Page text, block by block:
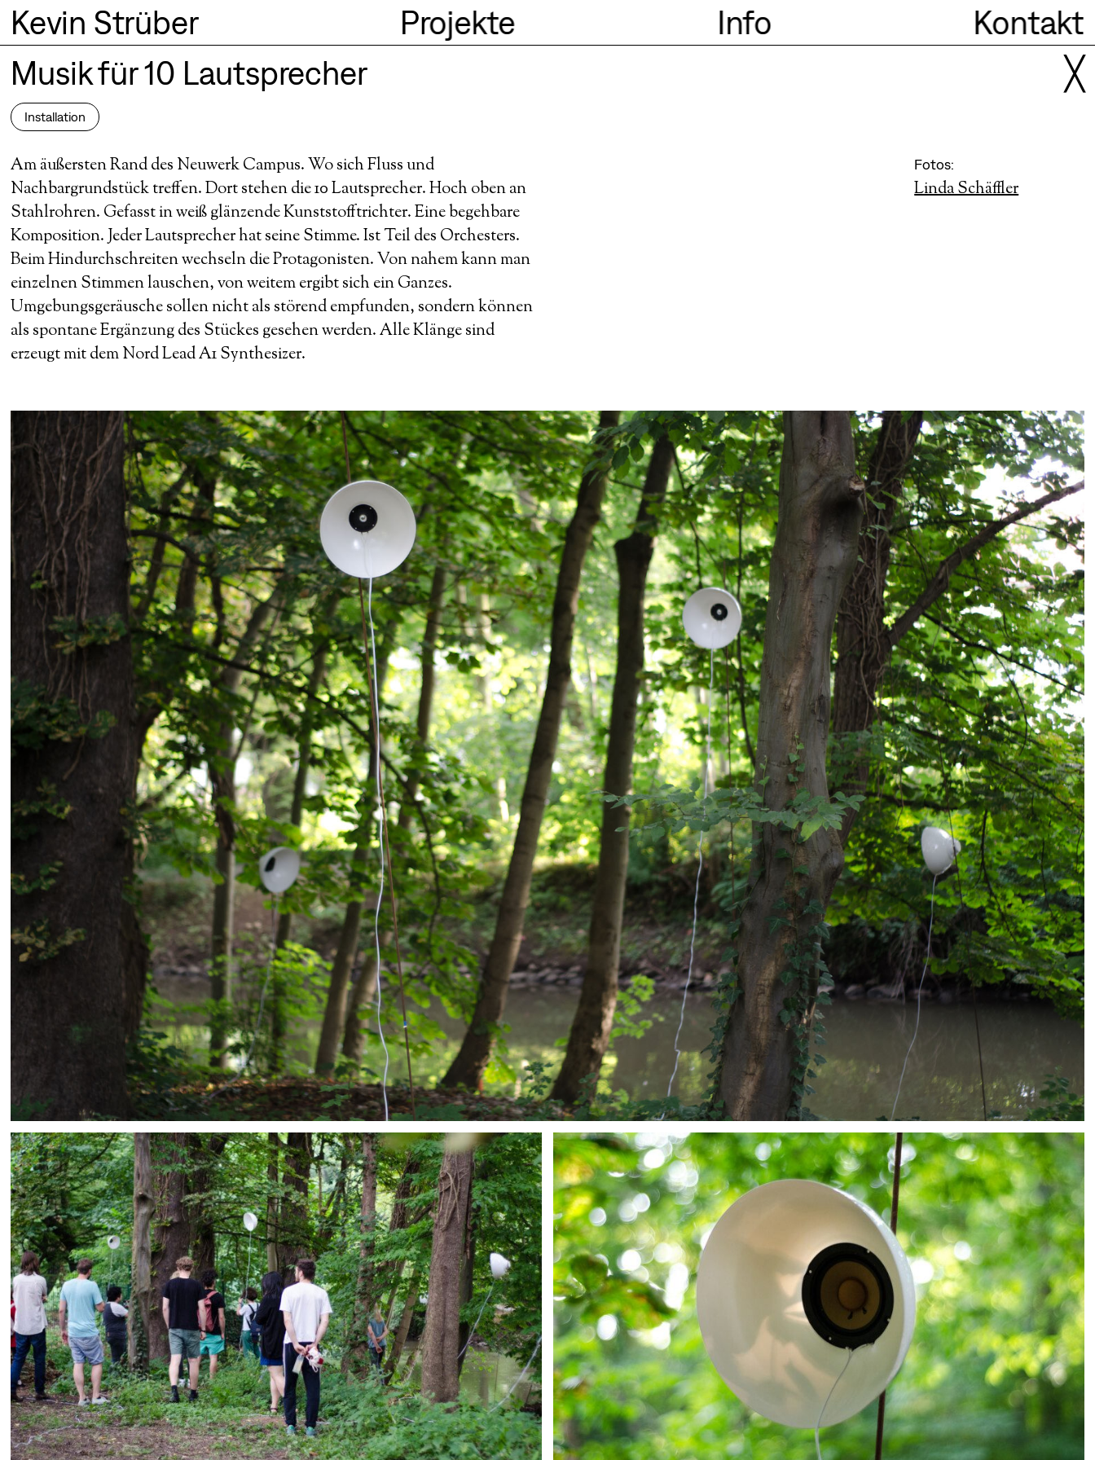
Kevin Strüber Projekte Info
Kontakt
Musik für 10 Lautsprecher
Installation
╳
Am äußersten Rand des Neuwerk Campus. Wo sich Fluss und
Nachbargrundstück treffen. Dort stehen die 10 Lautsprecher. Hoch oben an
Stahlrohren. Gefasst in weiß glänzende Kunststofftrichter. Eine begehbare
Komposition. Jeder Lautsprecher hat seine Stimme. Ist Teil des Orchesters.
Beim Hindurchschreiten wechseln die Protagonisten. Von nahem kann man
einzelnen Stimmen lauschen, von weitem ergibt sich ein Ganzes.
Umgebungsgeräusche sollen nicht als störend empfunden, sondern können
als spontane Ergänzung des Stückes gesehen werden. Alle Klänge sind
erzeugt mit dem Nord Lead A1 Synthesizer.
Fotos:
Linda Schäffler